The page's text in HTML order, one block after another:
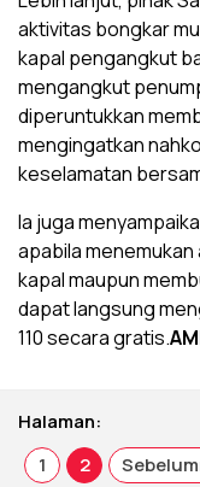
aktivitas bongkar
kapal pengangkut
mengangkut
diperuntukkan
mengingatkan
keselamatan
Ia juga
apabila menemukan
kapal maupun
dapat langsung
110 secara gratis.
Halaman:
1
2